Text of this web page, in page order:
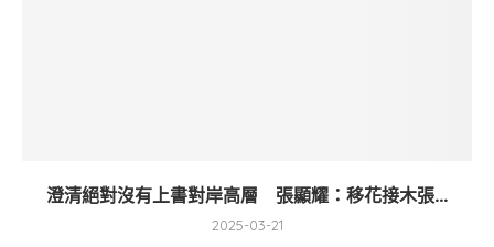
澄清絕對沒有上書對岸高層 張顯耀：移花接木張...
2025-03-21